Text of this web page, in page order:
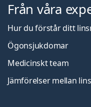
Från våra
Hur du förstår ditt
Ögonsjukdomar
Medicinskt team
Jämförelser mellan